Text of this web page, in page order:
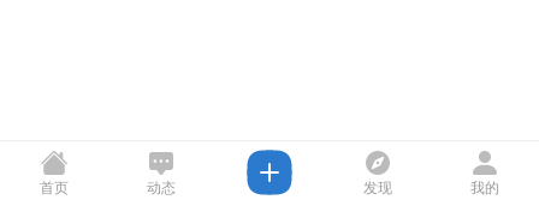
首页 动态 发现 我的